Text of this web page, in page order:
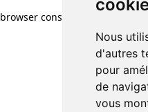
Nous
d'autres
pour
de
vous
Nous
d'autres
pour
de
vous
browser console for more